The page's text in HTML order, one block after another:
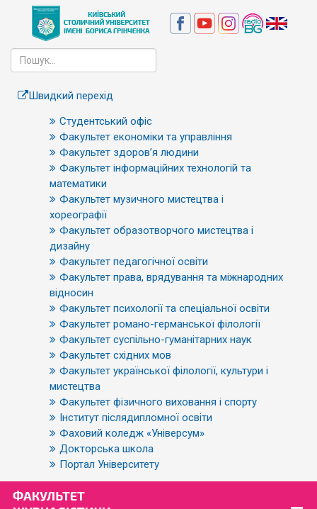
Швидкий перехід
Студентський офіс
Факультет економіки та управління
Факультет здоров’я людини
Факультет інформаційних технологій та
математики
Факультет музичного мистецтва і
хореографії
Факультет образотворчого мистецтва і
дизайну
Факультет педагогічної освіти
Факультет права, врядування та міжнародних
відносин
Факультет психології та спеціальної освіти
Факультет романо-германської філології
Факультет суспільно-гуманітарних наук
Факультет східних мов
Факультет української філології, культури і
мистецтва
Факультет фізичного виховання і спорту
Інститут післядипломної освіти
Фаховий коледж «Універсум»
Докторська школа
Портал Університету